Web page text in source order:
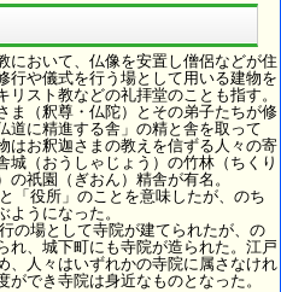
において、仏像を安置し僧侶などが住
行や儀式を行う場として用いる建物を
スト教などの礼拝堂のことも指す。
ま（釈尊・仏陀）とその弟子たちが修
道に精進する舎」の精と舎を取って
はお釈迦さまの教えを信ずる人々の寄
城（おうしゃじょう）の竹林（ちくり
祇園（ぎおん）精舎が有名。
「役所」のことを意味したが、のち
うになった。
の場として寺院が建てられたが、の
れ、城下町にも寺院が造られた。江戸
、人々はいずれかの寺院に属さなけれ
でき寺院は身近なものとなった。